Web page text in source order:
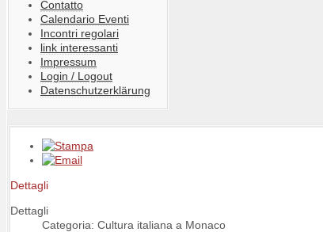
Contatto
Calendario Eventi
Incontri regolari
link interessanti
Impressum
Login / Logout
Datenschutzerklärung
Dettagli
Dettagli
Categoria: Cultura italiana a Monaco